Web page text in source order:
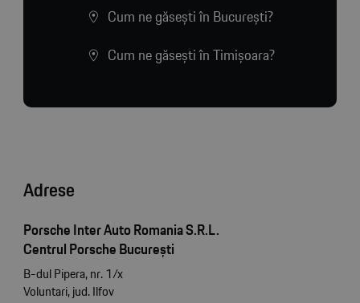
Cum ne găsești în București?
Cum ne găsești în Timișoara?
Adrese
Porsche Inter Auto Romania S.R.L.
Centrul Porsche București
B-dul Pipera, nr. 1/x
Voluntari, jud. Ilfov